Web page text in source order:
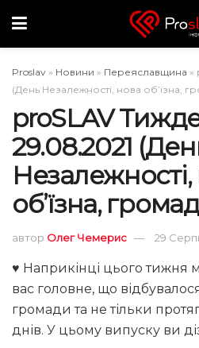
Proslav » Новини » Переяславщина »
(День Незалежності, нова об’їзна,
proSLAV
29.08.2021
об’їзна,
автор Олег Чемерис 29
♥️ Наприкінці цього тижня
вас головне, що
громади та не тільки
днів. У цьому випуску ви